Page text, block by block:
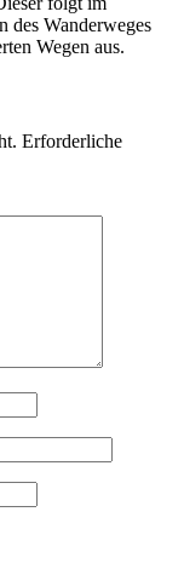
des Wanderweges
Wegen aus.
Erforderliche